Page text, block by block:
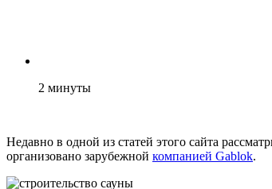
2 минуты
Недавно в одной из статей этого сайта
организовано зарубежной компанией Gablok.